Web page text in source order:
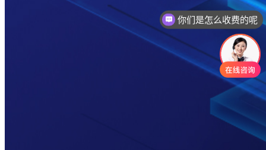
你们是怎么收费的呢